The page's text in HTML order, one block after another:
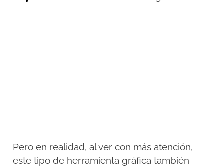
Pero en realidad, al ver con más atención,
este tipo de herramienta gráfica también